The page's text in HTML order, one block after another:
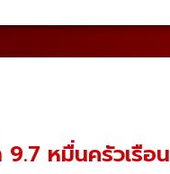
หมื่นครัวเรือน